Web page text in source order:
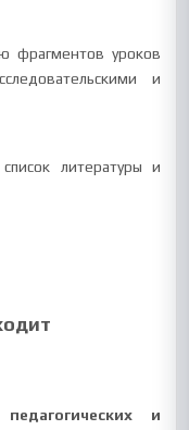
фрагментов уроков
и
литературы и
и